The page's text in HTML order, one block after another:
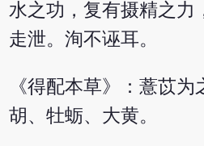
水之功，复有摄精之力
走泄。洵不诬耳。
《得配本草》：薏苡
胡、牡蛎、大黄。